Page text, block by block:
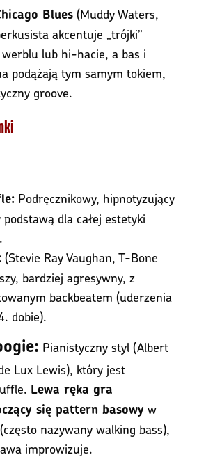
Blues (Muddy Waters,
akcentuje „trójki”
lub hi-hacie, a bas i
podążają tym samym tokiem,
groove.
Podręcznikowy, hipnotyzujący
dla całej estetyki
(Stevie Ray Vaughan, T-Bone
bardziej agresywny, z
backbeatem (uderzenia
dobie).
Pianistyczny styl (Albert
Lux Lewis), który jest
Lewa ręka gra
się pattern basowy w
nazywany walking bass),
improwizuje.